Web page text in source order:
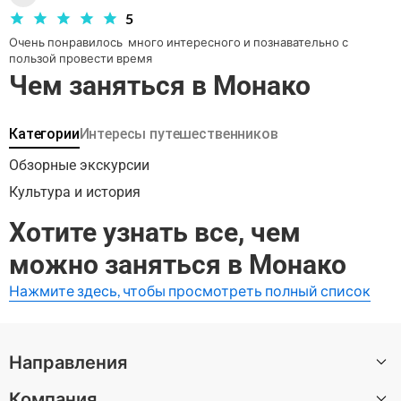
5
Очень понравилось  много интересного и познавательно с
пользой провести время
Чем заняться в Монако
КатегорииИнтересы путешественников
Обзорные экскурсии
Культура и история
Хотите узнать все, чем
можно заняться в Монако
Нажмите здесь, чтобы просмотреть полный список
Направления